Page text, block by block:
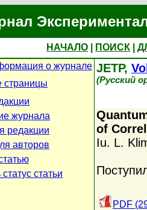
НАЧАЛО ПОИСК
о журнале
страницы
журнала
редакции
авторов
статьи
JETP,
(Русский
of
Iu. L.
PDF